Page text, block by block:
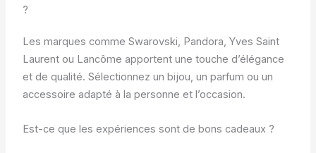
?
Les marques comme Swarovski, Pandora, Yves Saint
Laurent ou Lancôme apportent une touche d’élégance
et de qualité. Sélectionnez un bijou, un parfum ou un
accessoire adapté à la personne et l’occasion.
Est-ce que les expériences sont de bons cadeaux ?